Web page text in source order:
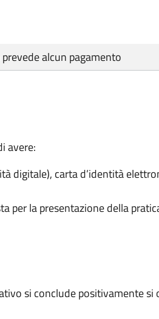
alcun pagamento
avere:
digitale), carta d’identità
per la presentazione della
si conclude positivamente si